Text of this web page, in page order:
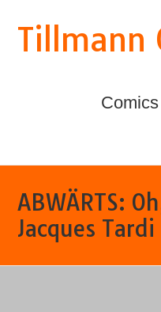
Tillmann
Comics
ABWÄRTS:
Jacques